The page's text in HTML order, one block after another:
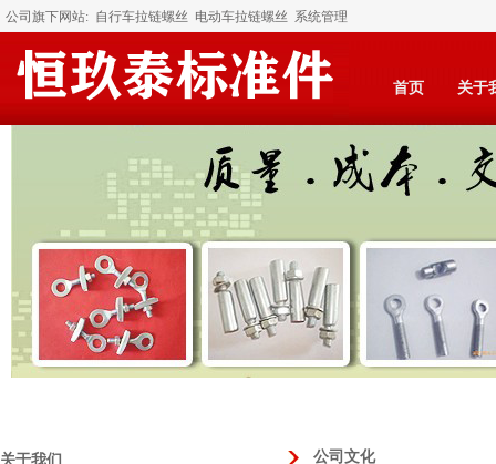
公司旗下网站: 自行车拉链螺丝 电动车拉链螺丝 系统管理
首页 关于
关于我们 公司文化